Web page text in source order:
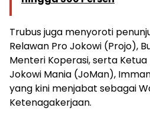
Trubus juga menyoroti
Relawan Pro Jokowi (Projo),
Menteri Koperasi, serta
Jokowi Mania (JoMan),
yang kini menjabat sebagai
Ketenagakerjaan.